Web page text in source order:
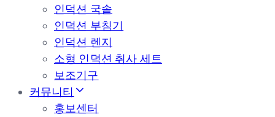
인덕션 국솥
인덕션 부침기
인덕션 렌지
소형 인덕션 취사 세트
보조기구
커뮤니티
홍보센터